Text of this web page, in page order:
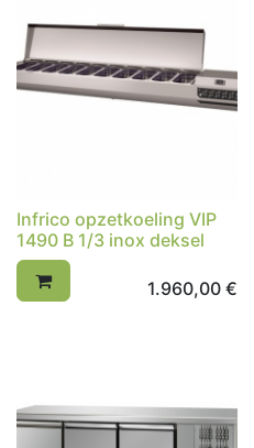
Infrico opzetkoeling VIP
1490 B 1/3 inox deksel
1.960,00 €